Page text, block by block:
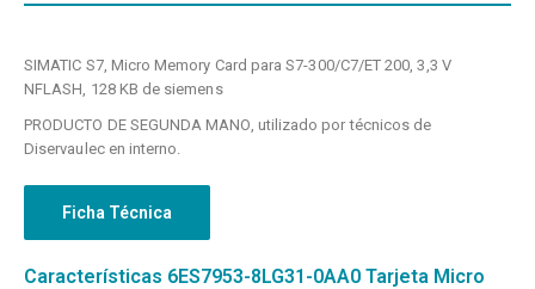
SIMATIC S7, Micro Memory Card para S7-300/C7/ET 200, 3,3 V
NFLASH, 128 KB de siemens
PRODUCTO DE SEGUNDA MANO, utilizado por técnicos de
Diservaulec en interno.
Ficha Técnica
Características 6ES7953-8LG31-0AA0 Tarjeta Micro